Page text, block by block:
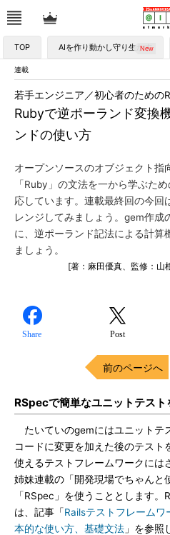
TOP AIを作り動かし守り生かす
連載
Rubyで逆ポーランド変換
ンドの使い方
若手エンジニア／初心者のための
オープンソースのオブジェクト指
「Ruby」の文法を一から学ぶた
応しています。連載最終回の今回
レンジしてみましょう。gem作成
に、逆ポーランド記法による計算
ましょう。
[著：麻田優真、監修：山
Share Post
前のページへ
RSpecで簡単なユニットテスト
たいていのgemにはユニットテ
コードに変更を加えた後のテスト
使えるテストフレームワークには
姉妹連載の「開発現場でちゃんと
「RSpec」を使うこととします
は、記事「Railsテストフレーム
本的な使い方、基礎文法 」を参照